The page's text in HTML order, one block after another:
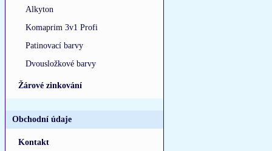
Alkyton
Komaprim 3v1 Profi
Patinovací barvy
Dvousložkové barvy
Žárové zinkování
Obchodní údaje
Kontakt